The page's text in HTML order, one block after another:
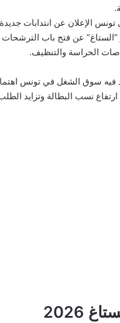
“الستاغ” عن فتح باب
الحراسة والتنظيف.
سوق الشغل في تونس
نسب البطالة وتزايد
2026